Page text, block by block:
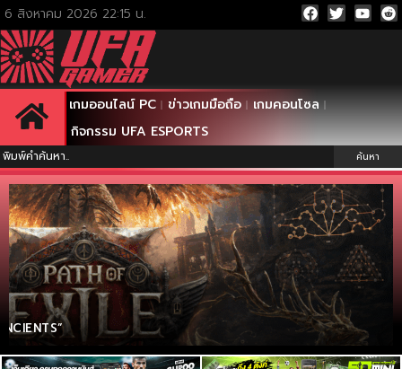
เกมออนไลน์ PC
กิจกรรม UFA ESPORTS